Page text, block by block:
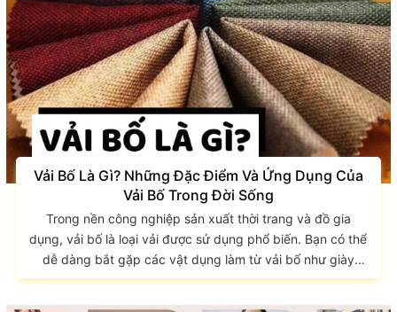
số...
Vải Bố Là Gì? Những Đặc Điểm Và Ứng Dụng Của
Vải Bố Trong Đời Sống
Trong nền công nghiệp sản xuất thời trang và đồ gia
dụng, vải bố là loại vải được sử dụng phổ biến. Bạn có thể
dễ dàng bắt gặp các vật dụng làm từ vải bố như giày
dép, balo, chăn ga, vỏ gối,...Tuy nhiên, vẫn còn nhiều thắc